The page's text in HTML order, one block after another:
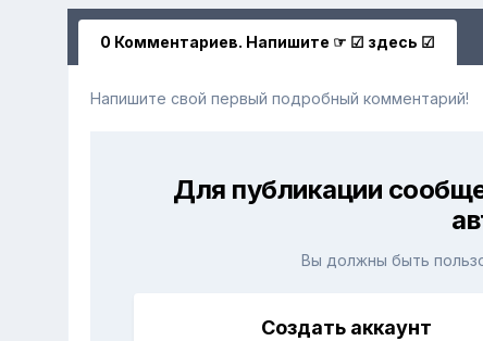
0 Комментариев. Напишите ☞ ☑ здесь ☑
Напишите свой первый подробный комментарий!
Для публикации
Вы должны быть
Создать аккаунт